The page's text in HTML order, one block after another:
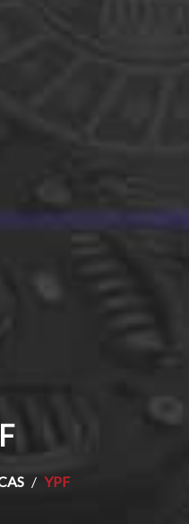
YPF